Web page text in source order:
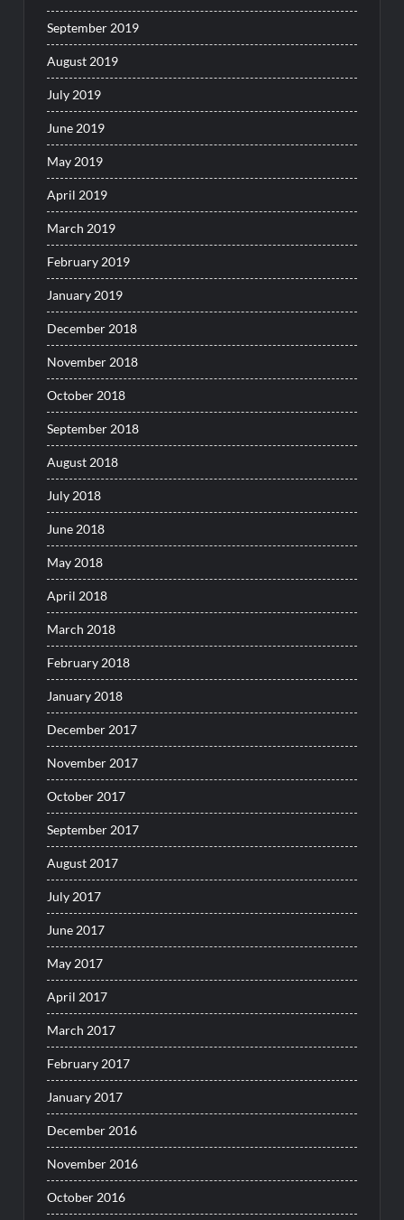
September 2019
August 2019
July 2019
June 2019
May 2019
April 2019
March 2019
February 2019
January 2019
December 2018
November 2018
October 2018
September 2018
August 2018
July 2018
June 2018
May 2018
April 2018
March 2018
February 2018
January 2018
December 2017
November 2017
October 2017
September 2017
August 2017
July 2017
June 2017
May 2017
April 2017
March 2017
February 2017
January 2017
December 2016
November 2016
October 2016